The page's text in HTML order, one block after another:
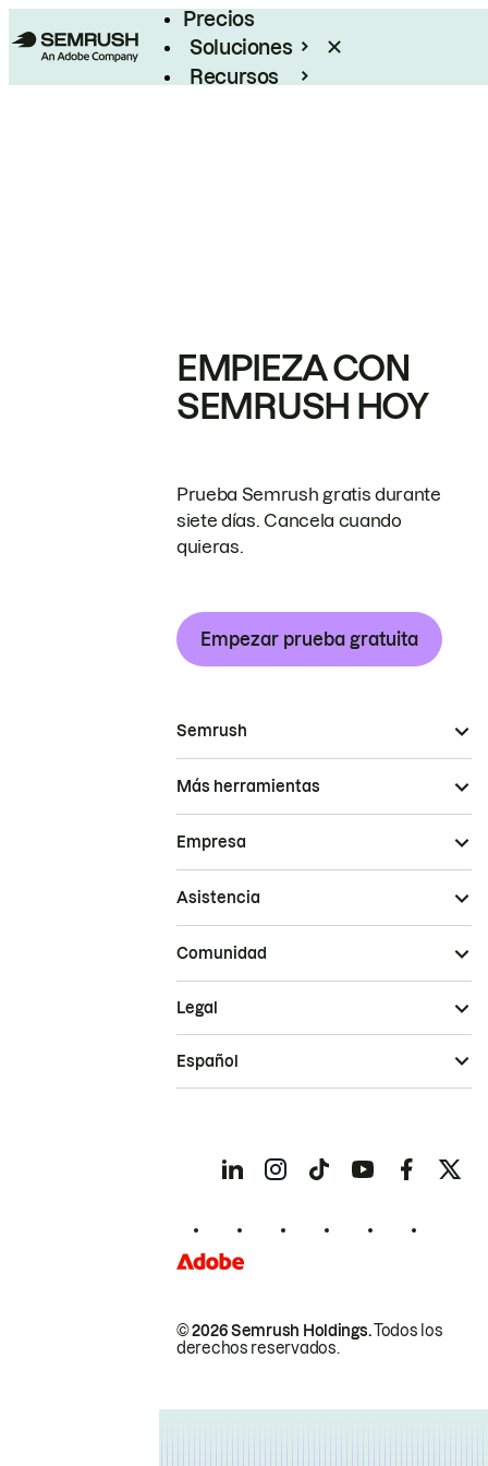
Precios
Soluciones
Recursos
EMPIEZA CON
SEMRUSH HOY
Prueba Semrush gratis durante
siete días. Cancela cuando
quieras.
Empezar prueba gratuita
Semrush
Más herramientas
Empresa
Asistencia
Comunidad
© 2026 Semrush Holdings.Todos los
derechos reservados.
Legal
Español